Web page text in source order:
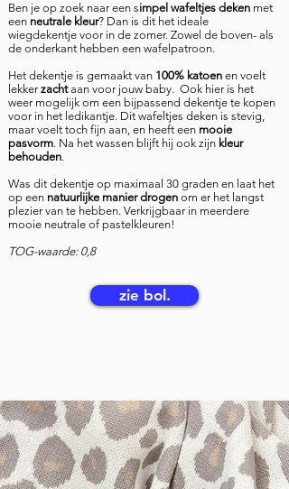
Ben je op zoek naar een simpel wafeltjes deken met
een neutrale kleur? Dan is dit het ideale
wiegdekentje voor in de zomer. Zowel de boven- als
de onderkant hebben een wafelpatroon.
Het dekentje is gemaakt van 100% katoen en voelt
lekkerzachtaan voor jouw baby. Ook hier is het
weer mogelijk om een bijpassend dekentje te kopen
voor in het ledikantje. Dit wafeltjes deken is stevig,
maar voelt toch fijn aan, en heeft een mooie
pasvorm. Na het wassen blijft hij ook zijn kleur
behouden.
Was dit dekentje op maximaal 30 graden en laat het
op een natuurlijke manier drogen om er het langst
plezier van te hebben. Verkrijgbaar in meerdere
mooie neutrale of pastelkleuren!
TOG-waarde: 0,8
zie bol.